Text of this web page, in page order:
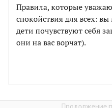
Правила, которые
спокойствия для всех:
дети почувствуют себя
они на вас ворчат).